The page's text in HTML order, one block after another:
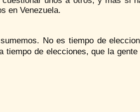
en Venezuela.
No es tiempo de
tiempo de elecciones, que la